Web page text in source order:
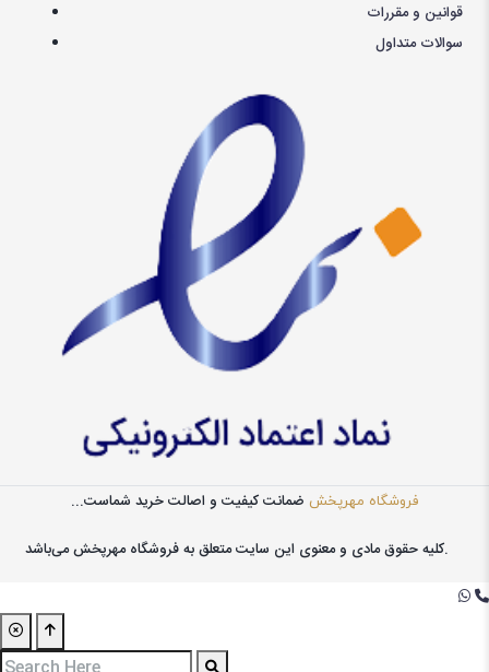
قوانین و مقررات
سوالات متداول
فروشگاه مهرپخش ضمانت کیفیت و اصالت خرید شماست...
کليه حقوق مادی و معنوی اين سايت متعلق به فروشگاه مهرپخش می‌باشد.